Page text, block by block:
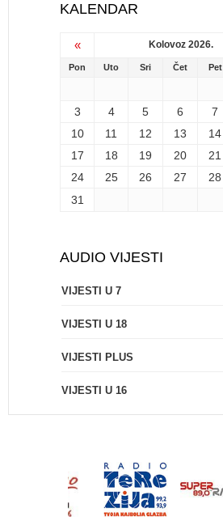
KALENDAR
« Kolovoz 2026.
Pon Uto Sri Čet Pet
3
4 5 6 7
10
11 12 13 14
17
18 19 20 21
24
25 26 27 28
31
AUDIO VIJESTI
VIJESTI U 7
VIJESTI U 18
VIJESTI PLUS
VIJESTI U 16